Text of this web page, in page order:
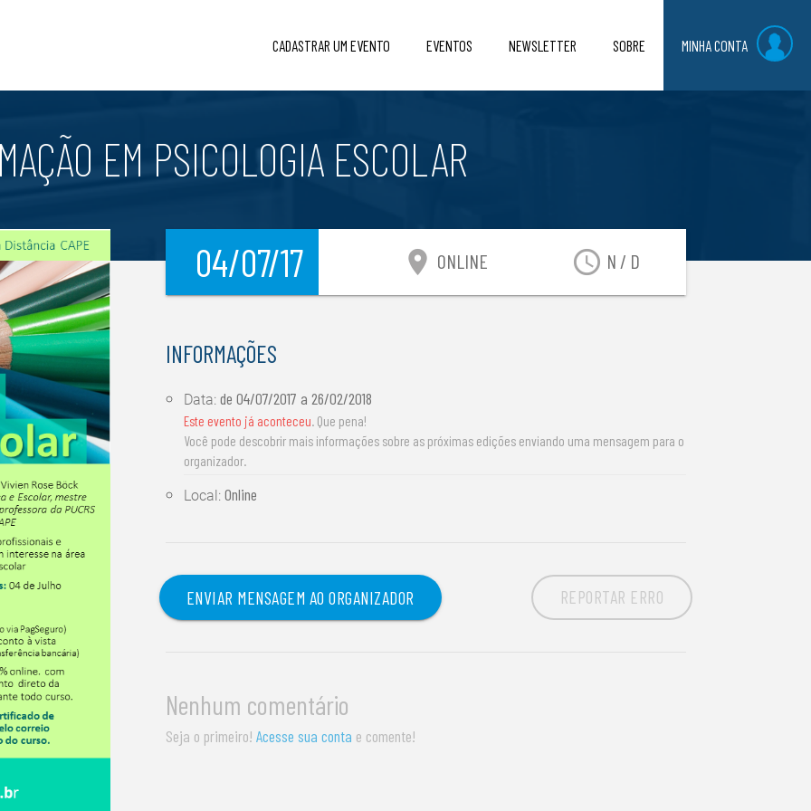
CADASTRAR UM EVENTO EVENTOS NEWSLETTER SOBRE MINHA CONTA
EM PSICOLOGIA ESCOLAR
04/07/17 access_time N / D
location_on ONLINE
INFORMAÇÕES
Data:de04/07/2017 a 26/02/2018
Este evento já aconteceu. Que pena!
Você pode descobrir mais informações sobre as próximas edições enviando uma mensagem para o
organizador.
Local:Online
ENVIAR MENSAGEM AO ORGANIZADOR REPORTAR ERRO
Nenhum comentário
Seja o primeiro!Acesse sua conta e comente!